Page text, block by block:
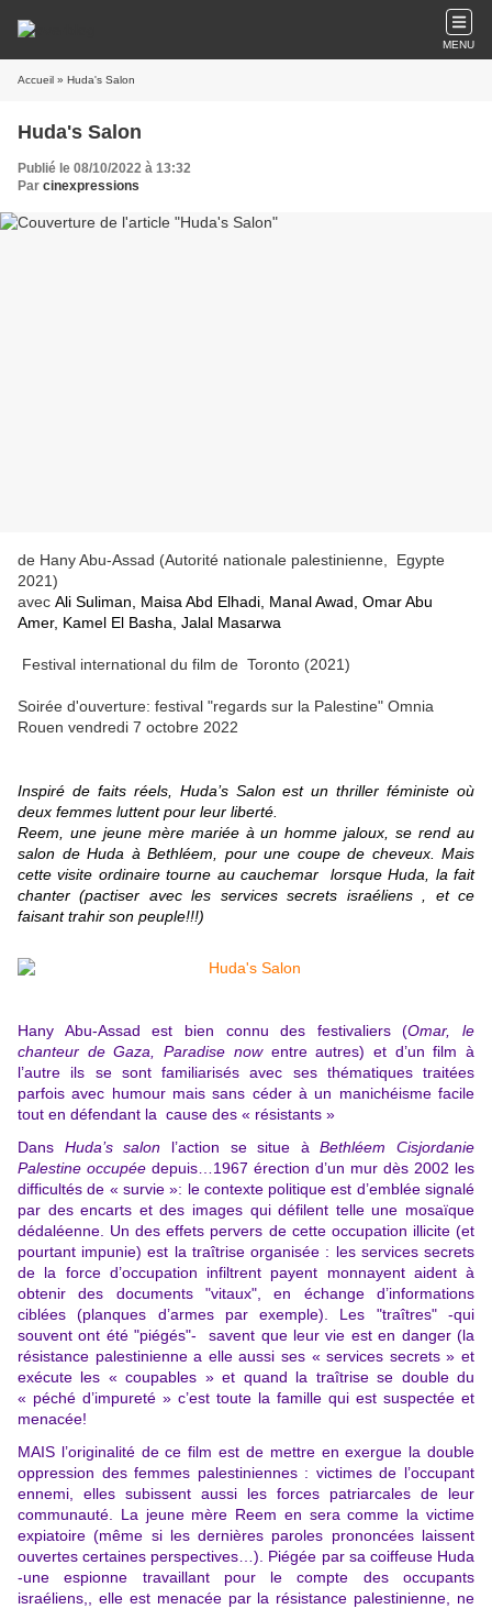
MENU
Accueil » Huda's Salon
Huda's Salon
Publié le 08/10/2022 à 13:32
Par cinexpressions
de Hany Abu-Assad (Autorité nationale palestinienne, Egypte
2021)
avec Ali Suliman, Maisa Abd Elhadi, Manal Awad, Omar Abu
Amer, Kamel El Basha, Jalal Masarwa
Festival international du film de Toronto (2021)
Soirée d'ouverture: festival "regards sur la Palestine" Omnia
Rouen vendredi 7 octobre 2022
Inspiré de faits réels, Huda’s Salonest un thriller féministe où
deux femmes luttent pour leur liberté.
Reem, une jeune mère mariée à un homme jaloux, se rend au
salon de Huda à Bethléem, pour une coupe de cheveux. Mais
cette visite ordinaire tourne au cauchemar lorsque Huda, la fait
chanter (pactiser avec les services secrets israéliens , et ce
faisant trahir son peuple!!!)
Hany Abu-Assad est bien connu des festivaliers (Omar, le
chanteur de Gaza, Paradise nowentre autres) et d’un film à
l’autre ils se sont familiarisés avec ses thématiques traitées
parfois avec humour mais sans céder à un manichéisme facile
tout en défendant la cause des « résistants »
Dans Huda’s salon l’action se situe àBethléem Cisjordanie
Palestine occupée depuis…1967 érection d’un mur dès 2002 les
difficultés de « survie »: le contexte politique est d’emblée signalé
par des encarts et des images qui défilent telle une mosaïque
dédaléenne. Un des effets pervers de cette occupation illicite (et
pourtant impunie) est la traîtrise organisée : les services secrets
de la force d’occupation infiltrent payent monnayent aident à
obtenir des documents "vitaux", en échange d’informations
ciblées (planques d’armes par exemple). Les "traîtres" -qui
souvent ont été "piégés"- savent que leur vie est en danger (la
résistance palestinienne a elle aussi ses « services secrets » et
exécute les « coupables » et quand la traîtrise se double du
« péché d’impureté » c’est toute la famille qui est suspectée et
menacée!
MAIS l’originalité de ce film est de mettre en exergue la double
oppression des femmes palestiniennes : victimes de l’occupant
ennemi, elles subissent aussi les forces patriarcales de leur
communauté. La jeune mère Reem en sera comme la victime
expiatoire (même si les dernières paroles prononcées laissent
ouvertes certaines perspectives…). Piégée par sa coiffeuse Huda
-une espionne travaillant pour le compte des occupants
israéliens,, elle est menacée par la résistance palestinienne, ne